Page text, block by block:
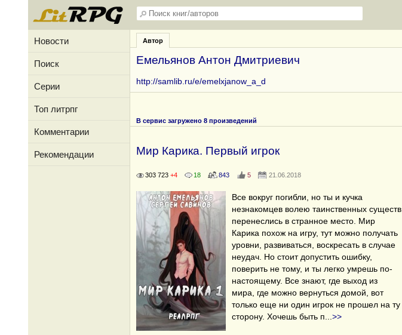
Новости
Поиск
Серии
Топ литрпг
Комментарии
Рекомендации
Автор
Емельянов Антон Дмитриевич
http://samlib.ru/e/emelxjanow_a_d
В сервис загружено 8 произведений
Мир Карика. Первый игрок
303 723 +4 18 843 5 21.06.2018
Все вокруг погибли, но ты и кучка
незнакомцев волею таинственных существ
перенеслись в странное место. Мир
Карика похож на игру, тут можно получать
уровни, развиваться, воскресать в случае
неудач. Но стоит допустить ошибку,
поверить не тому, и ты легко умрешь по-
настоящему. Все знают, где выход из
мира, где можно вернуться домой, вот
только еще ни один игрок не прошел на ту
сторону. Хочешь быть п
>>